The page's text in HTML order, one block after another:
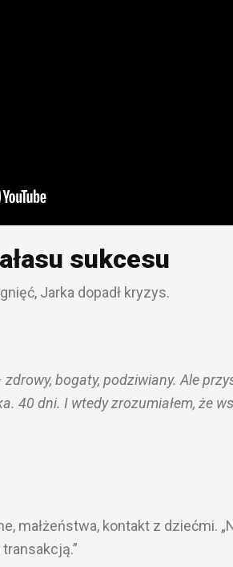
sukcesu
Jarka dopadł kryzys.
zdrowy, bogaty, podziwiany. Ale
40 dni. I wtedy zrozumiałem, że
małżeństwa, kontakt z dziećmi.